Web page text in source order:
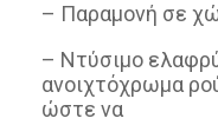
– Παραμονή σε
– Ντύσιμο
ανοιχτόχρωμα
ώστε να